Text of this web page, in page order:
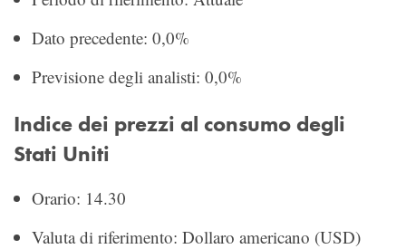
Dato precedente: 0,0%
Previsione degli analisti: 0,0%
Indice dei prezzi al consumo degli
Stati Uniti
Orario: 14.30
Valuta di riferimento: Dollaro americano (USD)